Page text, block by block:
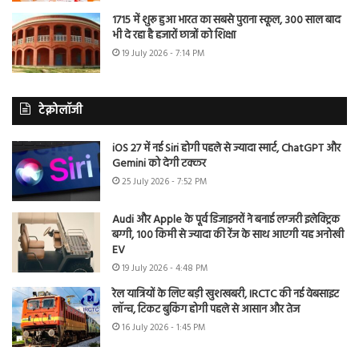
1715 में शुरू हुआ भारत का सबसे पुराना स्कूल, 300 साल बाद
भी दे रहा है हजारों छात्रों को शिक्षा
19 July 2026 - 7:14 PM
टेक्नोलॉजी
iOS 27 में नई Siri होगी पहले से ज्यादा स्मार्ट, ChatGPT और
Gemini को देगी टक्कर
25 July 2026 - 7:52 PM
Audi और Apple के पूर्व डिजाइनरों ने बनाई लग्जरी इलेक्ट्रिक
बग्गी, 100 किमी से ज्यादा की रेंज के साथ आएगी यह अनोखी
EV
19 July 2026 - 4:48 PM
रेल यात्रियों के लिए बड़ी खुशखबरी, IRCTC की नई वेबसाइट
लॉन्च, टिकट बुकिंग होगी पहले से आसान और तेज
16 July 2026 - 1:45 PM